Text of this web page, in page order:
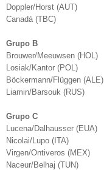
Doppler/Horst (AUT)
Canadá (TBC)
Grupo B
Brouwer/Meeuwsen (HOL)
Losiak/Kantor (POL)
Böckermann/Flüggen (ALE)
Liamin/Barsouk (RUS)
Grupo C
Lucena/Dalhausser (EUA)
Nicolai/Lupo (ITA)
Virgen/Ontiveros (MEX)
Naceur/Belhaj (TUN)